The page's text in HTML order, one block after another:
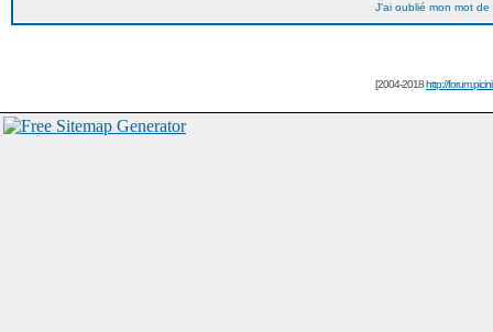
J'ai oublié mon mot de
[2004-2018http://